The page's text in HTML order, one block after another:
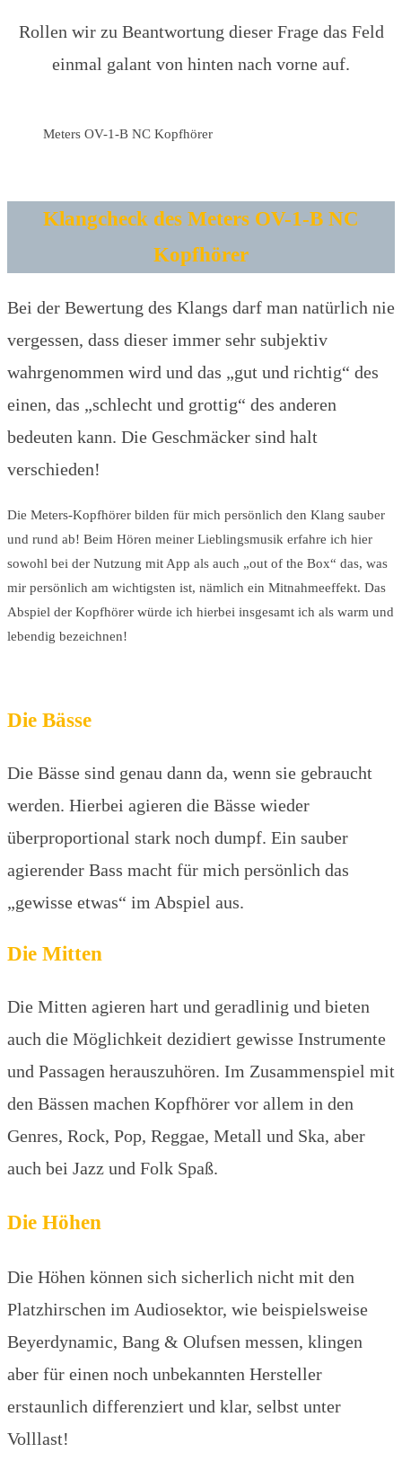
Rollen wir zu Beantwortung dieser Frage das Feld
einmal galant von hinten nach vorne auf.
Meters OV-1-B NC Kopfhörer
Klangcheck des Meters OV-1-B NC
Kopfhörer
Bei der Bewertung des Klangs darf man natürlich nie
vergessen, dass dieser immer sehr subjektiv
wahrgenommen wird und das „gut und richtig“ des
einen, das „schlecht und grottig“ des anderen
bedeuten kann. Die Geschmäcker sind halt
verschieden!
Die Meters-Kopfhörer bilden für mich persönlich den Klang sauber
und rund ab! Beim Hören meiner Lieblingsmusik erfahre ich hier
sowohl bei der Nutzung mit App als auch „out of the Box“ das, was
mir persönlich am wichtigsten ist, nämlich ein Mitnahmeeffekt. Das
Abspiel der Kopfhörer würde ich hierbei insgesamt ich als warm und
lebendig bezeichnen!
Die Bässe
Die Bässe sind genau dann da, wenn sie gebraucht
werden. Hierbei agieren die Bässe wieder
überproportional stark noch dumpf. Ein sauber
agierender Bass macht für mich persönlich das
„gewisse etwas“ im Abspiel aus.
Die Mitten
Die Mitten agieren hart und geradlinig und bieten
auch die Möglichkeit dezidiert gewisse Instrumente
und Passagen herauszuhören. Im Zusammenspiel mit
den Bässen machen Kopfhörer vor allem in den
Genres, Rock, Pop, Reggae, Metall und Ska, aber
auch bei Jazz und Folk Spaß.
Die Höhen
Die Höhen können sich sicherlich nicht mit den
Platzhirschen im Audiosektor, wie beispielsweise
Beyerdynamic, Bang & Olufsen messen, klingen
aber für einen noch unbekannten Hersteller
erstaunlich differenziert und klar, selbst unter
Volllast!